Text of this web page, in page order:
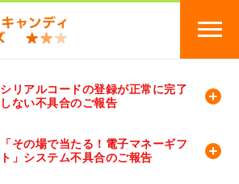
シリアルコードの登録が正常に完了
しない不具合のご報告
「その場で当たる！電子マネーギフ
ト」システム不具合のご報告